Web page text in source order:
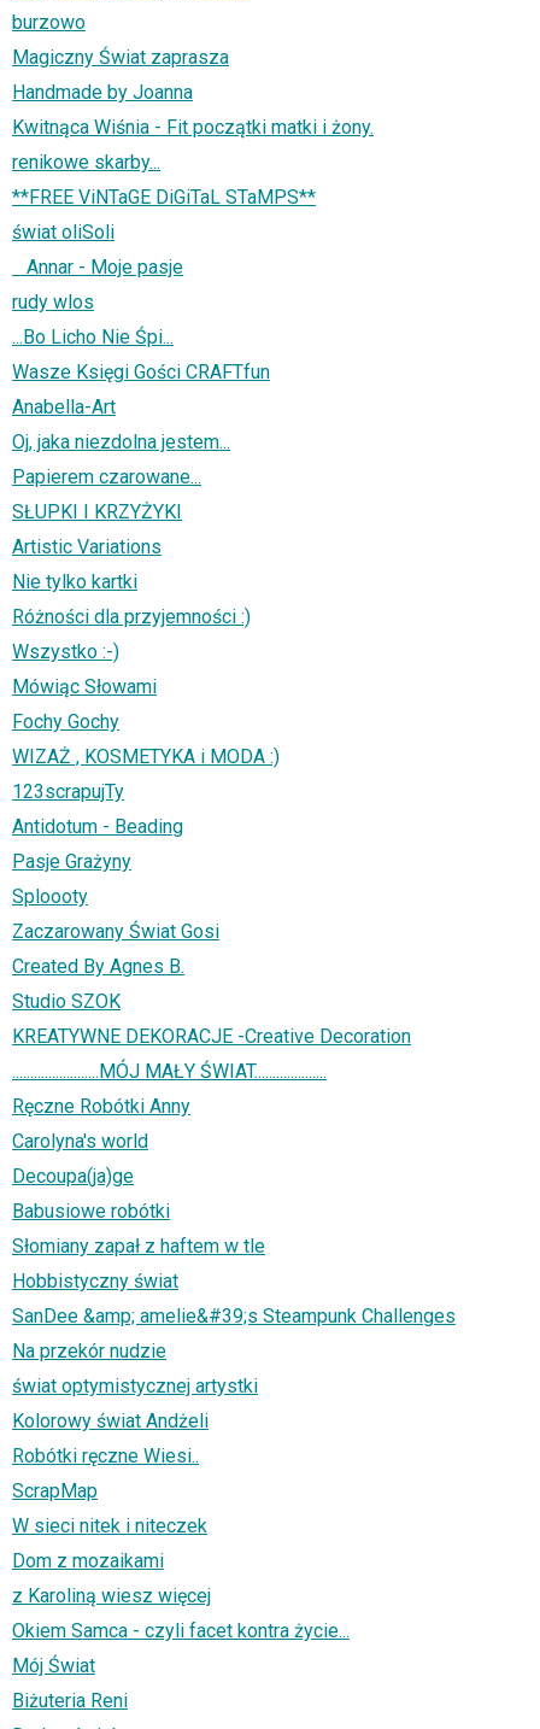
burzowo
Magiczny Świat zaprasza
Handmade by Joanna
Kwitnąca Wiśnia - Fit początki matki i żony.
renikowe skarby...
**FREE ViNTaGE DiGiTaL STaMPS**
świat oliSoli
Annar - Moje pasje
rudy wlos
...Bo Licho Nie Śpi...
Wasze Księgi Gości CRAFTfun
Anabella-Art
Oj, jaka niezdolna jestem...
Papierem czarowane...
SŁUPKI I KRZYŻYKI
Artistic Variations
Nie tylko kartki
Różności dla przyjemności :)
Wszystko :-)
Mówiąc Słowami
Fochy Gochy
WIZAŻ , KOSMETYKA i MODA :)
123scrapujTy
Antidotum - Beading
Pasje Grażyny
Sploooty
Zaczarowany Świat Gosi
Created By Agnes B.
Studio SZOK
KREATYWNE DEKORACJE -Creative Decoration
........................MÓJ MAŁY ŚWIAT....................
Ręczne Robótki Anny
Carolyna's world
Decoupa(ja)ge
Babusiowe robótki
Słomiany zapał z haftem w tle
Hobbistyczny świat
SanDee &amp; amelie&#39;s Steampunk Challenges
Na przekór nudzie
świat optymistycznej artystki
Kolorowy świat Andżeli
Robótki ręczne Wiesi..
ScrapMap
W sieci nitek i niteczek
Dom z mozaikami
z Karoliną wiesz więcej
Okiem Samca - czyli facet kontra życie...
Mój Świat
Biżuteria Reni